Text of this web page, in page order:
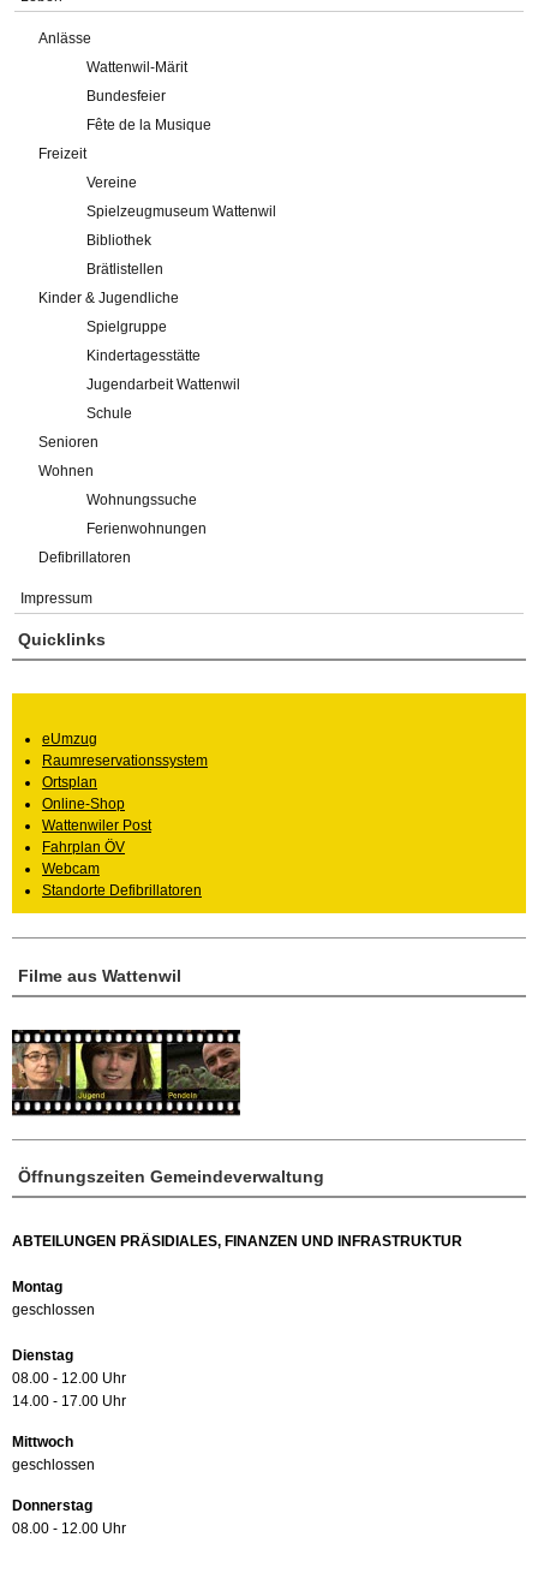
Anlässe
Wattenwil-Märit
Bundesfeier
Fête de la Musique
Freizeit
Vereine
Spielzeugmuseum Wattenwil
Bibliothek
Brätlistellen
Kinder & Jugendliche
Spielgruppe
Kindertagesstätte
Jugendarbeit Wattenwil
Schule
Senioren
Wohnen
Wohnungssuche
Ferienwohnungen
Defibrillatoren
Impressum
Öffnungszeiten Gemeindeverwaltung
ABTEILUNGEN PRÄSIDIALES, FINANZEN UND INFRASTRUKTUR
Montag
geschlossen
Dienstag
08.00 - 12.00 Uhr
14.00 - 17.00 Uhr
Mittwoch
geschlossen
Donnerstag
08.00 - 12.00 Uhr
Filme aus Wattenwil
Quicklinks
eUmzug
Raumreservationssystem
Ortsplan
Online-Shop
Wattenwiler Post
Fahrplan ÖV
Webcam
Standorte Defibrillatoren